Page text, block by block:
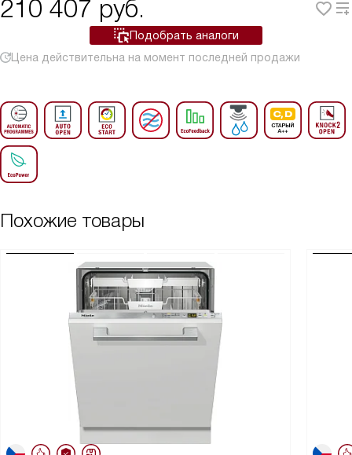
210 407 руб.
Подобрать аналоги
Цена действительна на момент последней продажи
Похожие товары